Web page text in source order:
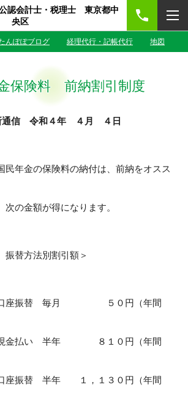
認会計士・税理士 東京都中
央区
んぽぽブログ 経理代行・記帳代行 地図
保険料 前納割引制度
通信 令和４年 ４月 ４日
年金の保険料の納付は、前納をオスス
の金額が得になります。
方法別割引額＞
座振替 毎月 ５０円（年間
金払い 半年 ８１０円（年間
振替 半年 １，１３０円（年間